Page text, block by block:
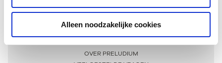
Alleen noodzakelijke cookies
Meer informatie
OVER PRELUDIUM